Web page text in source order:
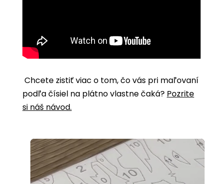
Chcete zistiť viac o tom, čo vás pri maľovaní
podľa čísiel na plátno vlastne čaká? Pozrite
si náš návod.